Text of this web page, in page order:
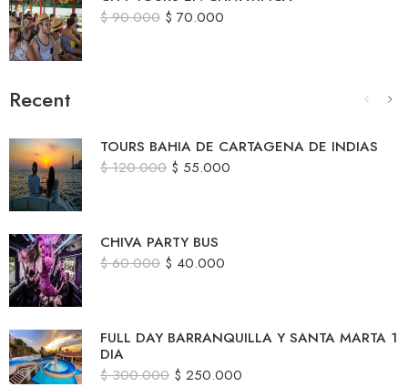
$90.000 $ 70.000
Recent
TOURS BAHIA DE CARTAGENA DE INDIAS
$120.000 $ 55.000
CHIVA PARTY BUS
$60.000 $ 40.000
FULL DAY BARRANQUILLA Y SANTA MARTA 1
DIA
$300.000 $ 250.000